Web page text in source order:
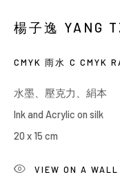
楊子逸：業餘畫
2025年12
BACK_Y
COPYRIGHT © 2026 YIRI
楊子逸 YANG
CMYK 雨水 C CMYK
水墨、壓克力、絹本
Ink and Acrylic on silk
20 x 15 cm
VIEW ON A WALL